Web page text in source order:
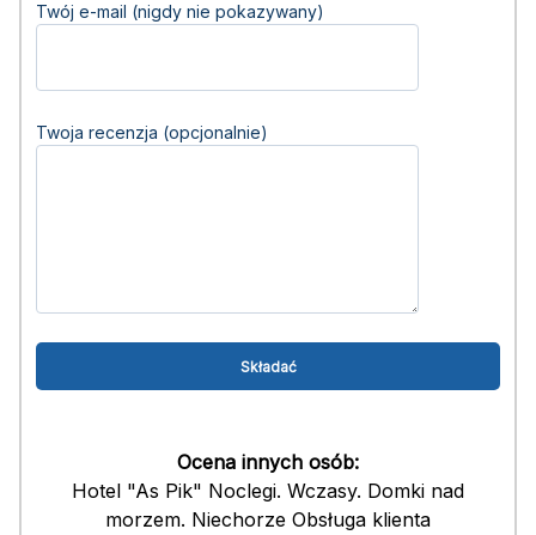
Twój e-mail (nigdy nie pokazywany)
Twoja recenzja (opcjonalnie)
Ocena innych osób:
Hotel "As Pik" Noclegi. Wczasy. Domki nad
morzem. Niechorze Obsługa klienta